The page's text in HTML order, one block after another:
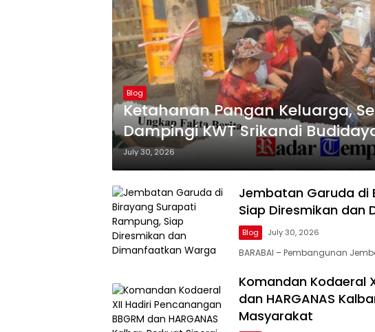
Blog
Ketahanan Pangan Keluarga,
Dampingi KWT Srikandi
July 30, 2026
Jembatan Garuda di
Siap Diresmikan dan
Blog July 30, 2026
BARABAI – Pembangunan
Komandan Kodaeral
dan HARGANAS
Masyarakat